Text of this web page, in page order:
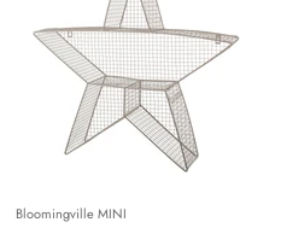
Bloomingville MINI